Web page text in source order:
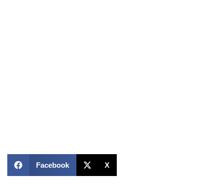
Facebook X